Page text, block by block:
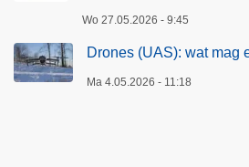
Wo 27.05.2026 - 9:45
Drones (UAS): wat mag
Ma 4.05.2026 - 11:18